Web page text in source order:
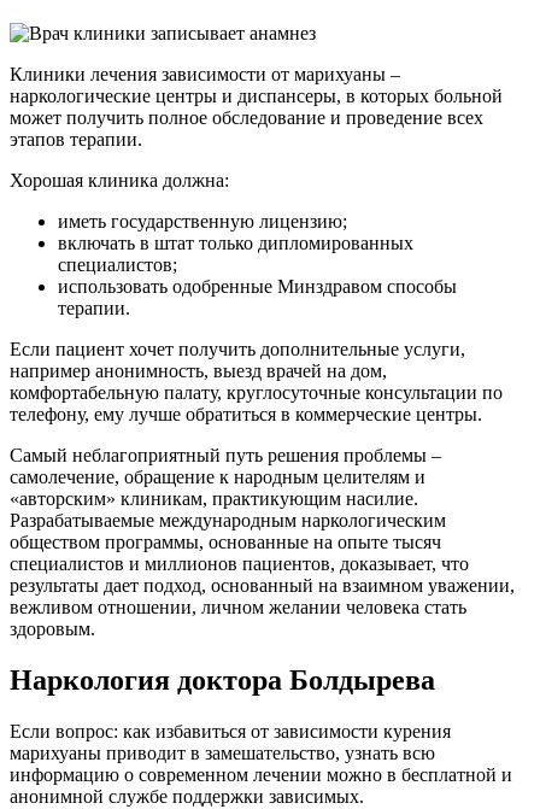
Клиники лечения зависимости от марихуаны –
наркологические центры и диспансеры, в которых больной
может получить полное обследование и проведение всех
этапов терапии.
Хорошая клиника должна:
иметь государственную лицензию;
включать в штат только дипломированных
специалистов;
использовать одобренные Минздравом способы
терапии.
Если пациент хочет получить дополнительные услуги,
например анонимность, выезд врачей на дом,
комфортабельную палату, круглосуточные консультации по
телефону, ему лучше обратиться в коммерческие центры.
Самый неблагоприятный путь решения проблемы –
самолечение, обращение к народным целителям и
«авторским» клиникам, практикующим насилие.
Разрабатываемые международным наркологическим
обществом программы, основанные на опыте тысяч
специалистов и миллионов пациентов, доказывает, что
результаты дает подход, основанный на взаимном уважении,
вежливом отношении, личном желании человека стать
здоровым.
Наркология доктора Болдырева
Если вопрос: как избавиться от зависимости курения
марихуаны приводит в замешательство, узнать всю
информацию о современном лечении можно в бесплатной и
анонимной службе поддержки зависимых.